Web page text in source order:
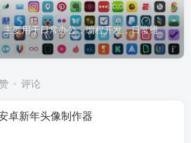
要用于日常办公，编程开发，日常维
评论
卓新年头像制作器